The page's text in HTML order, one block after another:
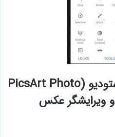
۵- پیکس آرت فوتو استودیو (PicsArt Photo